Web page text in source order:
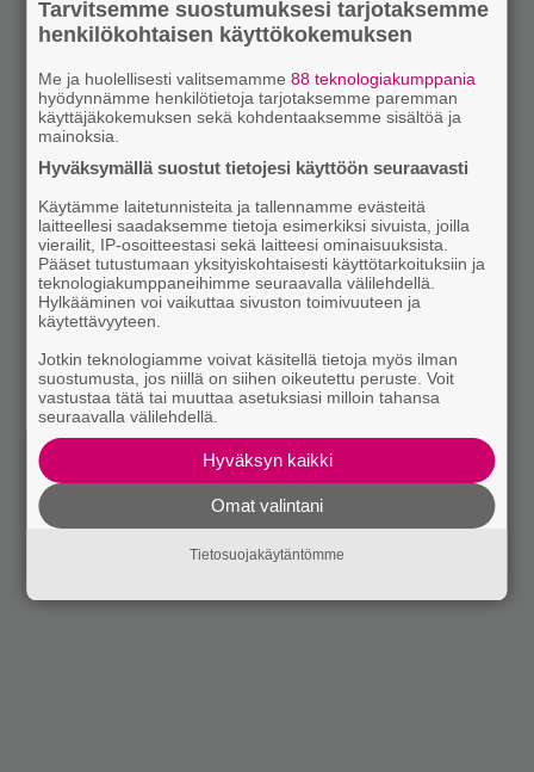
Tarvitsemme suostumuksesi tarjotaksemme
henkilökohtaisen käyttökokemuksen
Me ja huolellisesti valitsemamme88 teknologiakumppania
hyödynnämme henkilötietoja tarjotaksemme paremman
käyttäjäkokemuksen sekä kohdentaaksemme sisältöä ja
mainoksia.
Hyväksymällä suostut tietojesi käyttöön seuraavasti
Käytämme laitetunnisteita ja tallennamme evästeitä
laitteellesi saadaksemme tietoja esimerkiksi sivuista, joilla
vierailit, IP-osoitteestasi sekä laitteesi ominaisuuksista.
Pääset tutustumaan yksityiskohtaisesti käyttötarkoituksiin ja
teknologiakumppaneihimme seuraavalla välilehdellä.
Hylkääminen voi vaikuttaa sivuston toimivuuteen ja
käytettävyyteen.
Jotkin teknologiamme voivat käsitellä tietoja myös ilman
suostumusta, jos niillä on siihen oikeutettu peruste. Voit
vastustaa tätä tai muuttaa asetuksiasi milloin tahansa
seuraavalla välilehdellä.
Hyväksyn kaikki
Omat valintani
Tietosuojakäytäntömme